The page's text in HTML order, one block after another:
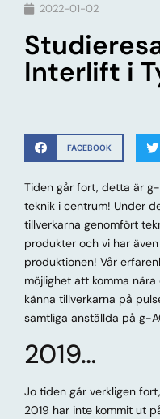
2022-01-02
Interlift i
FACEBOOK
Tiden går fort, detta är
teknik i centrum! Under
tillverkarna genomfört
produkter och vi har
produktionen! Vår
möjlighet att komma
känna tillverkarna på
samtliga anställda på g-
2019…
Jo tiden går verkligen
2019 har inte kommit ut